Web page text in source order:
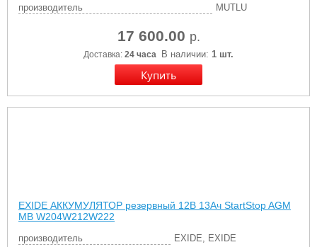
производитель MUTLU
17 600.00 р.
Доставка: 24 часа В наличии: 1 шт.
EXIDE АККУМУЛЯТОР резервный 12В 13Ач StartStop AGM
MB W204W212W222
производитель EXIDE, EXIDE